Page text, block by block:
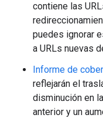
contiene las
puedes ignorar
a URLs nuevas
Informe de
reflejarán el
disminución en
anterior y un